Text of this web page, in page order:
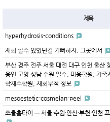
제목
hyperhydrosis-conditions
재회 할수 있었던걸 기뻐하자. 그곳에서
부산 경주 전주 서울 대전 대구 인천 울산
용인 고양 성남 수원 일수, 미용학원, 가
학재수학원, 재회부적 정보
mesoestetic-cosmelan-peel
쏘울홈타이 — 서울·수원·안산·부천·인천